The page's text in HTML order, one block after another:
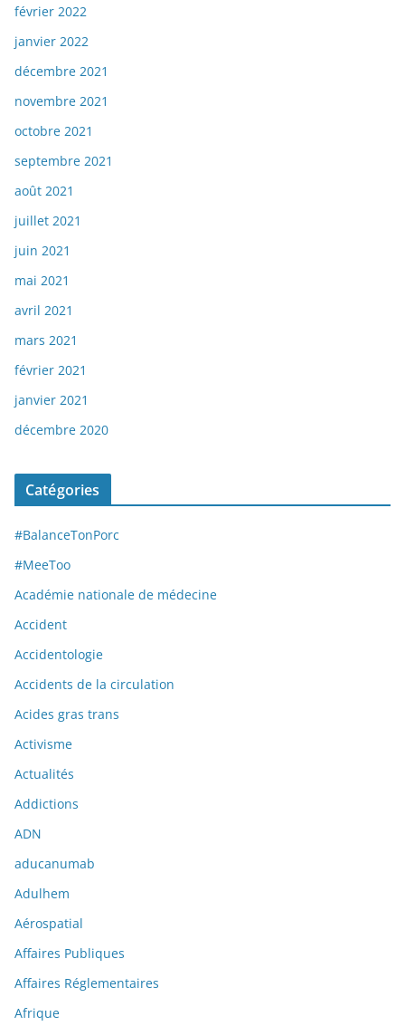
février 2022
janvier 2022
décembre 2021
novembre 2021
octobre 2021
septembre 2021
août 2021
juillet 2021
juin 2021
mai 2021
avril 2021
mars 2021
février 2021
janvier 2021
décembre 2020
Catégories
#BalanceTonPorc
#MeeToo
Académie nationale de médecine
Accident
Accidentologie
Accidents de la circulation
Acides gras trans
Activisme
Actualités
Addictions
ADN
aducanumab
Adulhem
Aérospatial
Affaires Publiques
Affaires Réglementaires
Afrique